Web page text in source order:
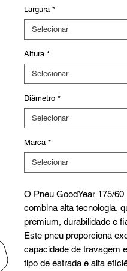
Largura *
Altura *
Diâmetro *
Marca *
O Pneu GoodYear 175/60
combina alta tecnologia,
premium, durabilidade e
Este pneu proporciona
capacidade de travagem
tipo de estrada e alta